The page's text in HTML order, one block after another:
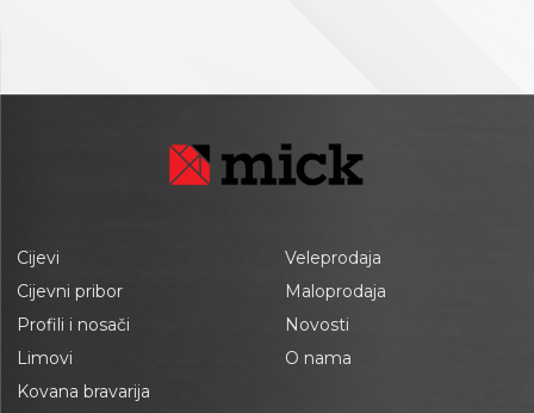
Cijevi
Cijevni pribor
Profili i nosači
Limovi
Kovana bravarija
Veleprodaja
Maloprodaja
Novosti
O nama